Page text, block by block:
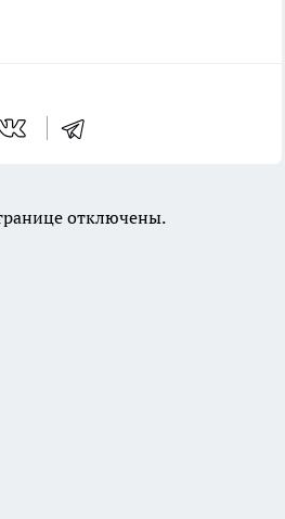
отключены.